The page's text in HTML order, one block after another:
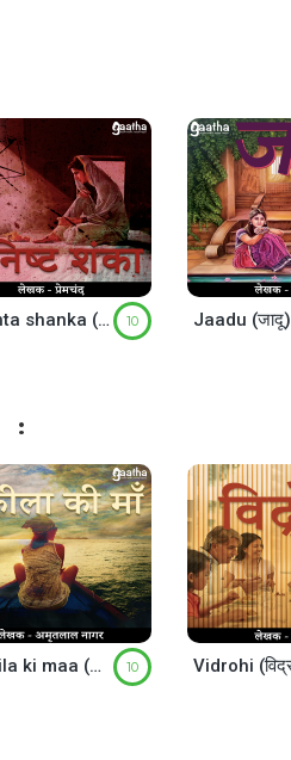
Anishta shanka (अनिष्ट शंका) 10 Jaadu (जादू)
Shakila ki maa (शकीला की माँ) 10 Vidrohi